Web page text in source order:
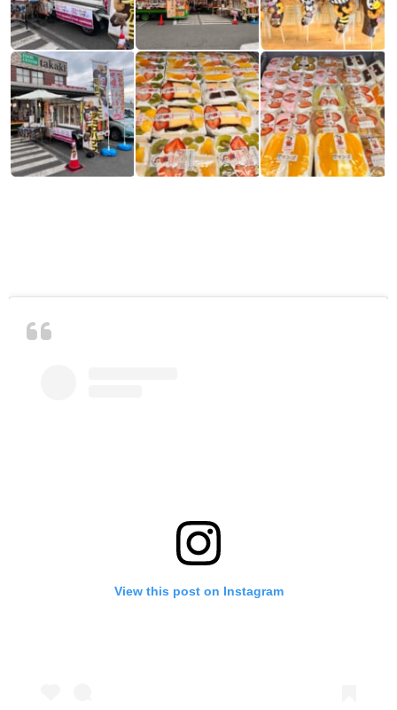
View this post on Instagram